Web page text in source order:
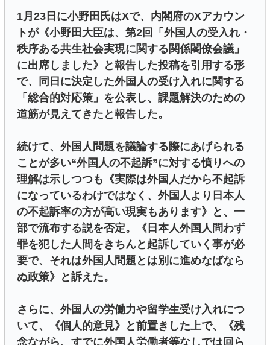
1月23日に小野田氏はXで、内閣府のXアカウン
トが《小野田大臣は、第2回「外国人の受入れ・
秩序ある共生社会実現に関する関係閣僚会議」
に出席しました》と報告した投稿を引用する形
で、同日に決定した外国人の受け入れに関する
「総合的対応策」を公表し、課題解決のための
道筋が見えてきたと報告した。
続けて、外国人問題を議論する際にあげられる
ことが多い“外国人の不起訴”に対する憤りへの
理解は示しつつも《実際は外国人だから不起訴
になっているわけではなく、外国人より日本人
の不起訴率の方が高い現実もあります》と、一
部で流布する説を否定。《日本人外国人問わず
罪を犯した人間をきちんと起訴していく事が必
要で、それは外国人問題とは別に進めなばなら
ぬ政策》と訴えた。
さらに、外国人の労働力や留学生受け入れにつ
いて、《個人的意見》と前置きした上で、《残
念ながら、すでに外国人労働者等なしでは回ら